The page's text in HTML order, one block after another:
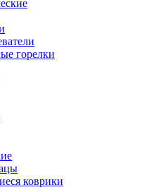
горелки
коврики